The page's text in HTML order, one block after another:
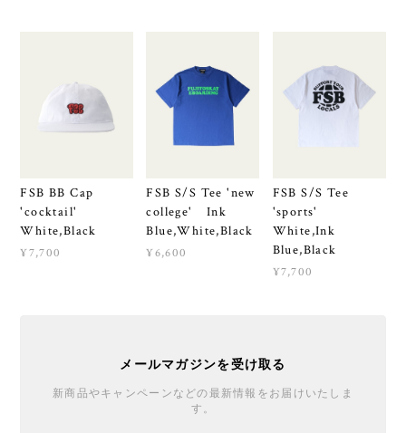
FSB BB Cap
'cocktail'
White,Black
¥7,700
FSB S/S Tee 'new
college' Ink
Blue,White,Black
¥6,600
FSB S/S Tee
'sports'
White,Ink
Blue,Black
¥7,700
メールマガジンを受け取る
新商品やキャンペーンなどの最新情報をお届けいたしま
す。